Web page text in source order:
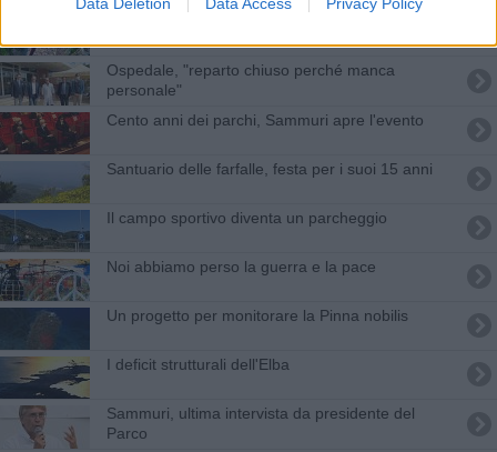
Ospedale, "reparto chiuso perché manca
personale"
Cento anni dei parchi, Sammuri apre l'evento
Santuario delle farfalle, festa per i suoi 15 anni
Il campo sportivo diventa un parcheggio
Noi abbiamo perso la guerra e la pace
Un progetto per monitorare la Pinna nobilis
I deficit strutturali dell'Elba
Sammuri, ultima intervista da presidente del
Parco